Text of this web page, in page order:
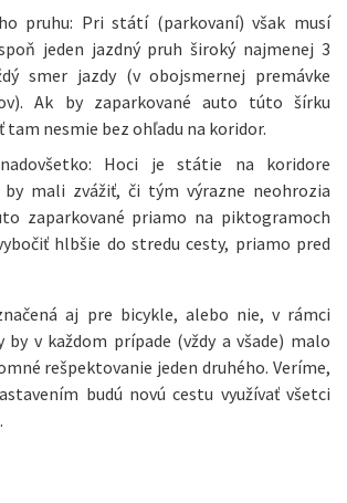
pruhu: Pri státí (parkovaní) však musí
jeden jazdný pruh široký najmenej 3
smer jazdy (v obojsmernej premávke
Ak by zaparkované auto túto šírku
nesmie bez ohľadu na koridor.
Hoci je státie na koridore
by mali zvážiť, či tým výrazne neohrozia
zaparkované priamo na piktogramoch
hlbšie do stredu cesty, priamo pred
aj pre bicykle, alebo nie, v rámci
by v každom prípade (vždy a všade) malo
rešpektovanie jeden druhého. Veríme,
budú novú cestu využívať všetci